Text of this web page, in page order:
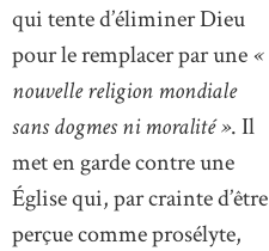
qui tente d’éliminer Dieu
pour le remplacer par une«
nouvelle religion mondiale
sans dogmes ni moralité ». Il
met en garde contre une
Église qui, par crainte d’être
perçue comme prosélyte,